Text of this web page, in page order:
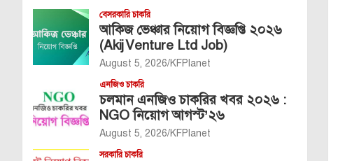
বেসরকারি চাকরি
আকিজ ভেঞ্চার নিয়োগ বিজ্ঞপ্তি ২০২৬
(Akij Venture Ltd Job)
August 5, 2026 KFPlanet
এনজিও চাকরি
চলমান এনজিও চাকরির খবর ২০২৬ :
NGO নিয়োগ আগস্ট’২৬
August 5, 2026 KFPlanet
সরকারি চাকরি